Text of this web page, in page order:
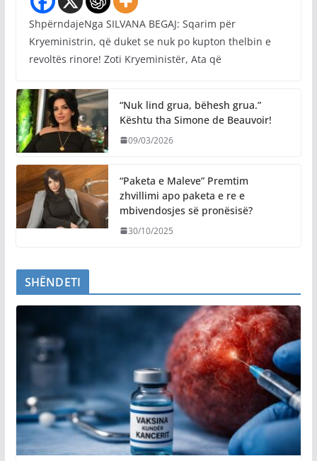
ShpërndajeNga SILVANA BEGAJ: Sqarim për
Kryeministrin, që duket se nuk po kupton thelbin e
revoltës rinore! Zoti Kryeministër, Ata që
“Nuk lind grua, bëhesh grua.”
Kështu tha Simone de Beauvoir!
09/03/2026
“Paketa e Maleve” Premtim
zhvillimi apo paketa e re e
mbivendosjes së pronësisë?
30/10/2025
SHËNDETI